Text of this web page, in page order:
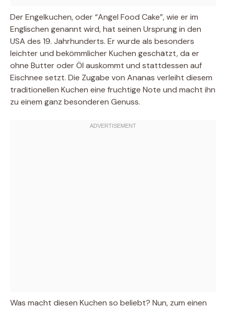
Der Engelkuchen, oder “Angel Food Cake”, wie er im
Englischen genannt wird, hat seinen Ursprung in den
USA des 19. Jahrhunderts. Er wurde als besonders
leichter und bekömmlicher Kuchen geschätzt, da er
ohne Butter oder Öl auskommt und stattdessen auf
Eischnee setzt. Die Zugabe von Ananas verleiht diesem
traditionellen Kuchen eine fruchtige Note und macht ihn
zu einem ganz besonderen Genuss.
Was macht diesen Kuchen so beliebt? Nun, zum einen